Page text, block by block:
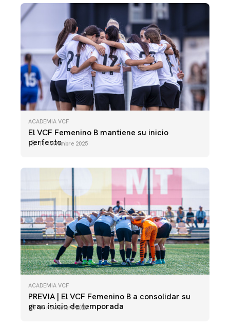
ACADEMIA VCF
El VCF Femenino B mantiene su inicio
perfecto
11 noviembre 2025
ACADEMIA VCF
PREVIA | El VCF Femenino B a consolidar su
gran inicio de temporada
07 noviembre 2025